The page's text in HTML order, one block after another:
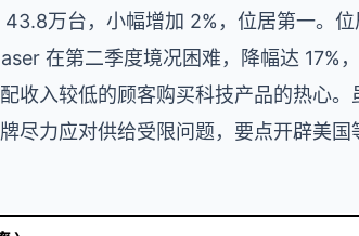
万台，小幅增加 2%，位居第一。
在第二季度境况困难，降幅达 17%
收入较低的顾客购买科技产品的热心
尽力应对供给受限问题，要点开辟美